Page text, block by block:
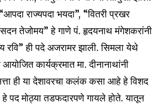
राज्यपदा भयदा”, “वितरी प्रखर
तेजोमय” हे गाणे पं. हृदयनाथ मंगेशकरांनी
रवि” ही पदे अजरामर झाली. सिमला येथे
आयोजित कार्यक्रमात मा. दीनानाथांनी
ही या देशावरचा कलंक कसा आहे हे विशद
पद मोठ्या तडफदारपणे गायले होते. यातून